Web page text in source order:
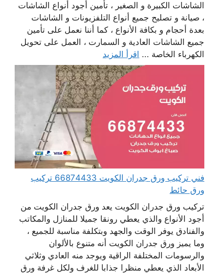
الشاشات الكبيرة و الصغير ، تأمين أجود أنواع الشاشات
، صيانة و تصليح جميع أنواع التلفزيونات و الشاشات
بعدة أحجام و بكافة الأنواع ، كما أننا نعمل على تأمين
جميع الشاشات العادية و السمارت ، العمل على تحويل
الكهرباء الخاصة ... اقرأ المزيد
فني تركيب ورق جدران الكويت 66874433 تركيب
ورق حائط
تركيب ورق جدران الكويت يعد ورق جدران الكويت من
أجود الأنواع والذي يعطي رونقا جميلا للمنازل والمكاتب
والفنادق يوفر الوقت والجهد وبتكلفة مناسبة للجميع ،
وما يميز ورق جدران الكويت أنه متنوع بالألوان
والرسومات المختلفة الراقية ويوجد منه العادي وثلاثي
الأبعاد الذي يعطي منظرا جذابا للغرف ولكل غرفة ورق